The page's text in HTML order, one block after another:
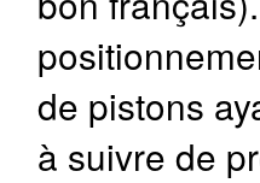
de pistons
à suivre de